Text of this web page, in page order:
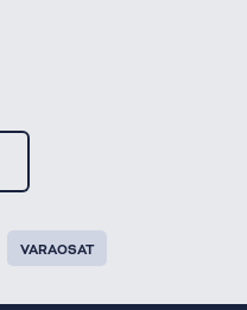
VARAOSAT